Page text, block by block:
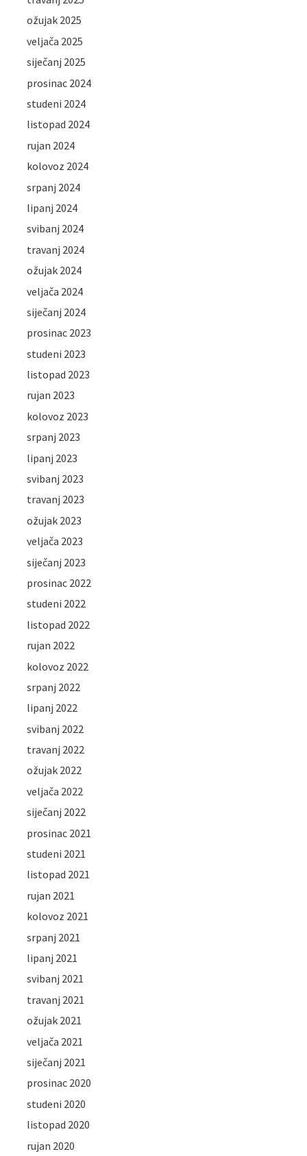
ožujak 2025
veljača 2025
siječanj 2025
prosinac 2024
studeni 2024
listopad 2024
rujan 2024
kolovoz 2024
srpanj 2024
lipanj 2024
svibanj 2024
travanj 2024
ožujak 2024
veljača 2024
siječanj 2024
prosinac 2023
studeni 2023
listopad 2023
rujan 2023
kolovoz 2023
srpanj 2023
lipanj 2023
svibanj 2023
travanj 2023
ožujak 2023
veljača 2023
siječanj 2023
prosinac 2022
studeni 2022
listopad 2022
rujan 2022
kolovoz 2022
srpanj 2022
lipanj 2022
svibanj 2022
travanj 2022
ožujak 2022
veljača 2022
siječanj 2022
prosinac 2021
studeni 2021
listopad 2021
rujan 2021
kolovoz 2021
srpanj 2021
lipanj 2021
svibanj 2021
travanj 2021
ožujak 2021
veljača 2021
siječanj 2021
prosinac 2020
studeni 2020
listopad 2020
rujan 2020